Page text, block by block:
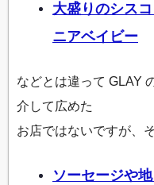
大盛りのシス
ニアベイビー
などとは違って GLAY
介して広めた
お店ではないですが、
ソーセージや